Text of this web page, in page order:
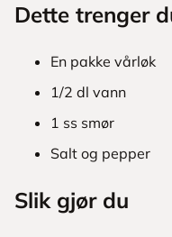
Dette trenger
En pakke vårløk
1/2 dl vann
1 ss smør
Salt og pepper
Slik gjør du